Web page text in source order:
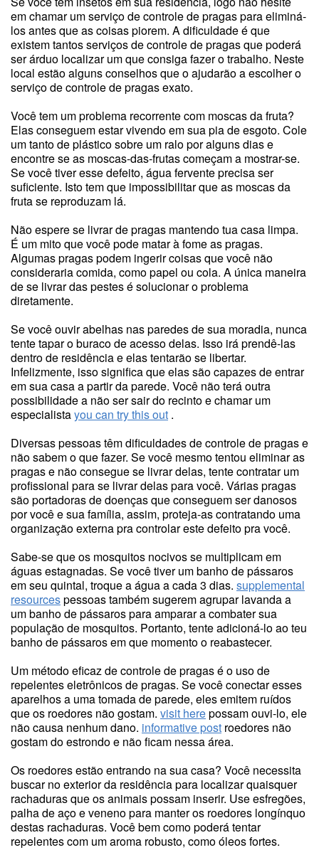
em chamar um serviço de controle de pragas para eliminá-
los antes que as coisas piorem. A dificuldade é que
existem tantos serviços de controle de pragas que poderá
ser árduo localizar um que consiga fazer o trabalho. Neste
local estão alguns conselhos que o ajudarão a escolher o
serviço de controle de pragas exato.
Você tem um problema recorrente com moscas da fruta?
Elas conseguem estar vivendo em sua pia de esgoto. Cole
um tanto de plástico sobre um ralo por alguns dias e
encontre se as moscas-das-frutas começam a mostrar-se.
Se você tiver esse defeito, água fervente precisa ser
suficiente. Isto tem que impossibilitar que as moscas da
fruta se reproduzam lá.
Não espere se livrar de pragas mantendo tua casa limpa.
É um mito que você pode matar à fome as pragas.
Algumas pragas podem ingerir coisas que você não
consideraria comida, como papel ou cola. A única maneira
de se livrar das pestes é solucionar o problema
diretamente.
Se você ouvir abelhas nas paredes de sua moradia, nunca
tente tapar o buraco de acesso delas. Isso irá prendê-las
dentro de residência e elas tentarão se libertar.
Infelizmente, isso significa que elas são capazes de entrar
em sua casa a partir da parede. Você não terá outra
possibilidade a não ser sair do recinto e chamar um
especialistayou can try this out .
Diversas pessoas têm dificuldades de controle de pragas e
não sabem o que fazer. Se você mesmo tentou eliminar as
pragas e não consegue se livrar delas, tente contratar um
profissional para se livrar delas para você. Várias pragas
são portadoras de doenças que conseguem ser danosos
por você e sua família, assim, proteja-as contratando uma
organização externa pra controlar este defeito pra você.
Sabe-se que os mosquitos nocivos se multiplicam em
águas estagnadas. Se você tiver um banho de pássaros
em seu quintal, troque a água a cada 3 dias. supplemental
resourcespessoas também sugerem agrupar lavanda a
um banho de pássaros para amparar a combater sua
população de mosquitos. Portanto, tente adicioná-lo ao teu
banho de pássaros em que momento o reabastecer.
Um método eficaz de controle de pragas é o uso de
repelentes eletrônicos de pragas. Se você conectar esses
aparelhos a uma tomada de parede, eles emitem ruídos
que os roedores não gostam. visit herepossam ouvi-lo, ele
não causa nenhum dano. informative post roedores não
gostam do estrondo e não ficam nessa área.
Os roedores estão entrando na sua casa? Você necessita
buscar no exterior da residência para localizar quaisquer
rachaduras que os animais possam inserir. Use esfregões,
palha de aço e veneno para manter os roedores longínquo
destas rachaduras. Você bem como poderá tentar
repelentes com um aroma robusto, como óleos fortes.